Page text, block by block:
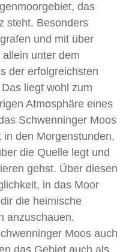
das
steht. Besonders
und mit über
unter dem
der erfolgreichsten
liegt wohl zum
Atmosphäre eines
Schwenninger Moos
den Morgenstunden,
die Quelle legt und
gehst. Über diesen
in das Moor
die heimische
anzuschauen.
Moos auch